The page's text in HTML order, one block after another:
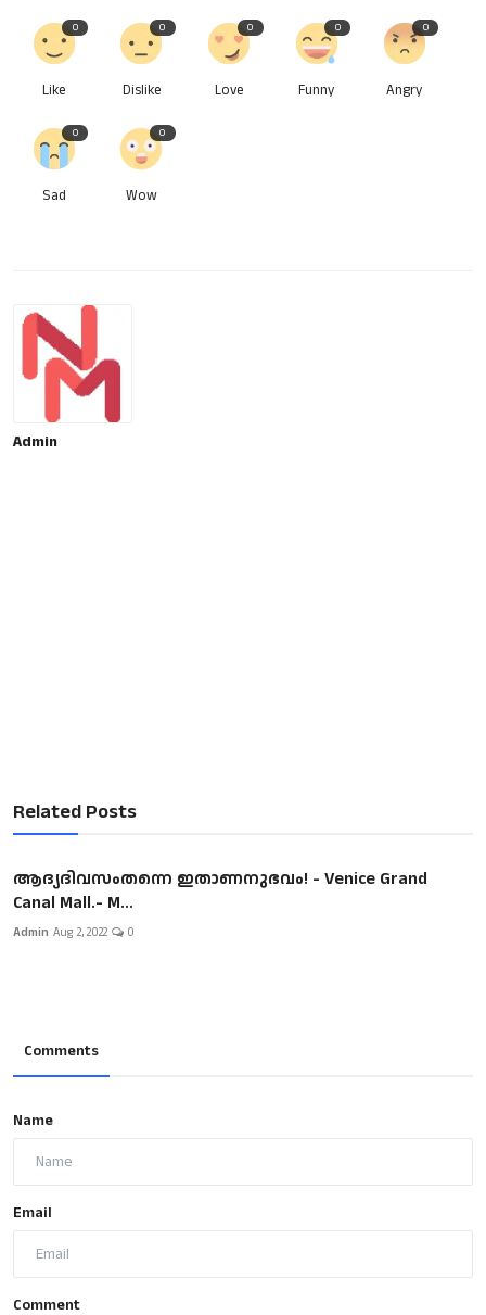
0
Like
0
Dislike
0
Love
0
Funny
0
Angry
0
Sad
0
Wow
Admin
Related Posts
ആദ്യദിവസംതന്നെ ഇതാണനുഭവം! - Venice Grand
Canal Mall.- M...
Admin Aug 2, 2022 0
Comments
Name
Email
Comment